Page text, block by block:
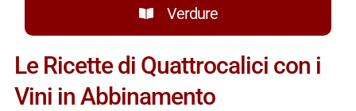
Verdure
Le Ricette di Quattrocalici con i
Vini in Abbinamento